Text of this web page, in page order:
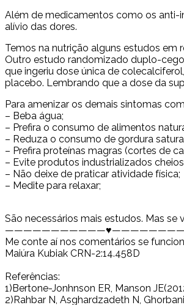
Além de medicamentos como os anti-
alívio das dores.
Temos na nutrição alguns estudos
Outro estudo randomizado duplo-
que ingeriu dose única de
placebo. Lembrando que a dose da
Para amenizar os demais sintomas
– Beba água;
– Prefira o consumo de alimentos
– Reduza o consumo de gordura
– Prefira proteínas magras (cortes de
– Evite produtos industrializados
– Não deixe de praticar atividade física;
– Medite para relaxar;
São necessários mais estudos. Mas
Me conte aí nos comentários se
Maiúra Kubiak CRN-2:14.458D
Referências:
1)Bertone-Jonhnson ER, Manson
2)Rahbar N, Asghardzadeth N,